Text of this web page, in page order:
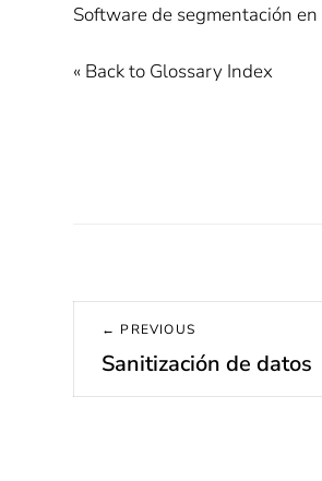
Software de segmentación
« Back to Glossary Index
Navegación
de
entradas
← PREVIOUS
Previous
post:
Sanitización de datos